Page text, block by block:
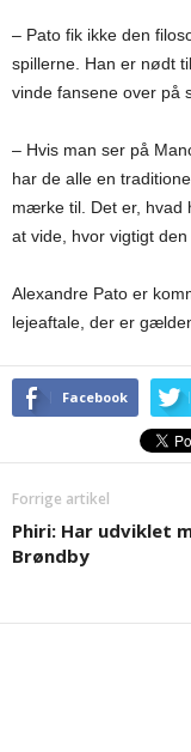
– Pato fik ikke den
spillerne. Han er nødt
vinde fansene over på
– Hvis man ser på
har de alle en
mærke til. Det er, hvad
at vide, hvor vigtigt
Alexandre Pato er
lejeaftale, der er
Facebook
Forrige artikel
Phiri: Har udviklet
Brøndby